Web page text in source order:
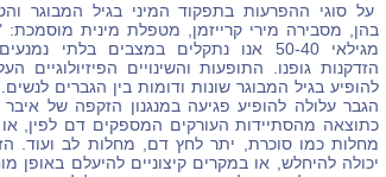
על סוגי ההפרעות בתפקוד המיני בגיל המבוגר
בהן, מסבירה מירי קרייזמן, מטפלת מינית מוסמכת:
מגילאי 50-40 אנו נתקלים במצבים בלתי
הזדקנות גופנו. התופעות והשינויים הפיזיולוגיים
להופיע בגיל המבוגר שונות ודומות בין הגברים
הגבר עלולה להופיע פגיעה במנגנון הזקפה של איבר
כתוצאה מהסתיידות העורקים המספקים דם לפין,
מחלות כמו סוכרת, יתר לחץ דם, מחלות לב ועוד.
יכולה להיחלש, או במקרים קיצוניים להיעלם באופן